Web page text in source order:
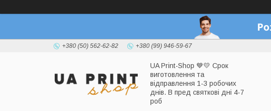
+380 (50) 562-62-82 +380 (99) 946-59-67
UA Print-Shop ​💙💛 Срок
виготовлення та
відправлення 1-3 робочих
днів. В пред святкові дні 4-7
роб